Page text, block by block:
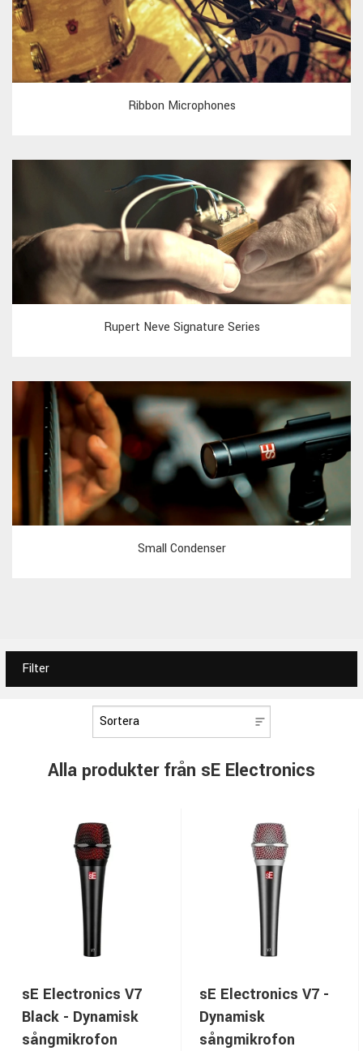
Ribbon Microphones
Rupert Neve Signature Series
Small Condenser
Filter
Alla produkter från sE Electronics
sE Electronics V7
Black - Dynamisk
sångmikrofon
sE Electronics V7 -
Dynamisk
sångmikrofon